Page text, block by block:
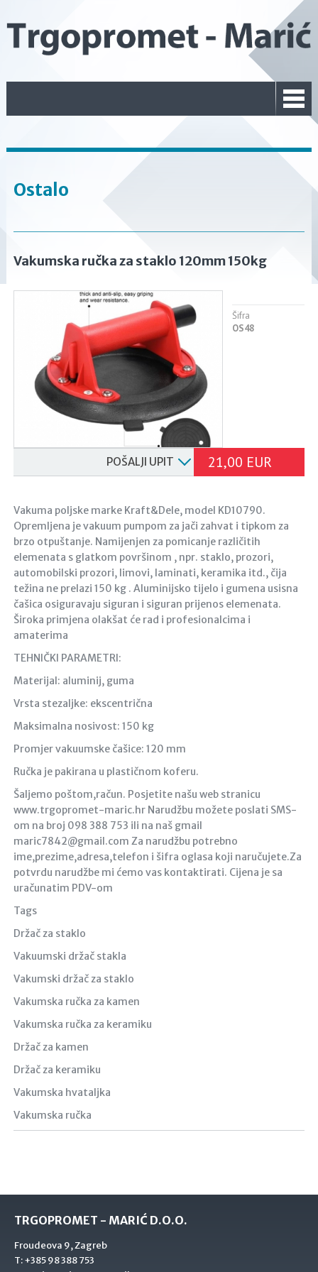
Ostalo
Vakumska ručka za staklo 120mm 150kg
Šifra
OS48
POŠALJI UPIT 21,00 EUR
Vakuma poljske marke Kraft&Dele, model KD10790.
Opremljena je vakuum pumpom za jači zahvat i tipkom za
brzo otpuštanje. Namijenjen za pomicanje različitih
elemenata s glatkom površinom , npr. staklo, prozori,
automobilski prozori, limovi, laminati, keramika itd., čija
težina ne prelazi 150 kg . Aluminijsko tijelo i gumena usisna
čašica osiguravaju siguran i siguran prijenos elemenata.
Široka primjena olakšat će rad i profesionalcima i
amaterima
TEHNIČKI PARAMETRI:
Materijal: aluminij, guma
Vrsta stezaljke: ekscentrična
Maksimalna nosivost: 150 kg
Promjer vakuumske čašice: 120 mm
Ručka je pakirana u plastičnom koferu.
Šaljemo poštom,račun. Posjetite našu web stranicu
www.trgopromet-maric.hr Narudžbu možete poslati SMS-
om na broj 098 388 753 ili na naš gmail
maric7842@gmail.com Za narudžbu potrebno
ime,prezime,adresa,telefon i šifra oglasa koji naručujete.Za
potvrdu narudžbe mi ćemo vas kontaktirati. Cijena je sa
uračunatim PDV-om
Tags
Držač za staklo
Vakuumski držač stakla
Vakumski držač za staklo
Vakumska ručka za kamen
Vakumska ručka za keramiku
Držač za kamen
Držač za keramiku
Vakumska hvataljka
Vakumska ručka
TRGOPROMET - MARIĆ D.O.O.
Froudeova 9, Zagreb
T:+385 98 388 753